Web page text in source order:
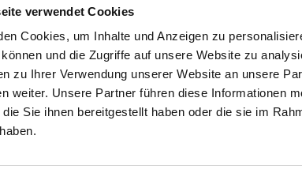
verwendet Cookies
Cookies, um Inhalte und Anzeigen zu
und die Zugriffe auf unsere Website zu
zu Ihrer Verwendung unserer Website an unsere
weiter. Unsere Partner führen diese Informationen
Sie ihnen bereitgestellt haben oder die sie im
das ganze Jahr über gefangen werden.
im Laichkleid, müssen im Zeitraum 16. November bis
jedoch sofort und so vorsichtig wie möglich
In dieser Zeit darf man an der Küste also nur
Schuppen mit nach Hause nehmen.